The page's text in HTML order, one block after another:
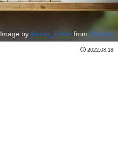
Image byAlexas_Fotos fromPixabay
2022.08.18